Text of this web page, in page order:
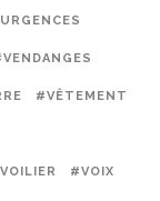
#VÊTEMENT
#VOIX